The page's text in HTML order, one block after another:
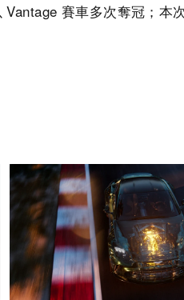
賽車多次奪冠；本